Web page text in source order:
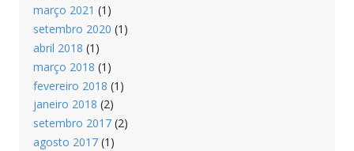
março 2021 (1)
setembro 2020 (1)
abril 2018 (1)
março 2018 (1)
fevereiro 2018 (1)
janeiro 2018 (2)
setembro 2017(2)
agosto 2017(1)